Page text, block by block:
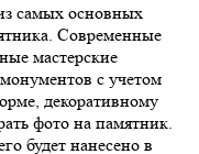
самых основных
Современные
мастерские
с учетом
декоративному
фото на памятник.
будет нанесено в